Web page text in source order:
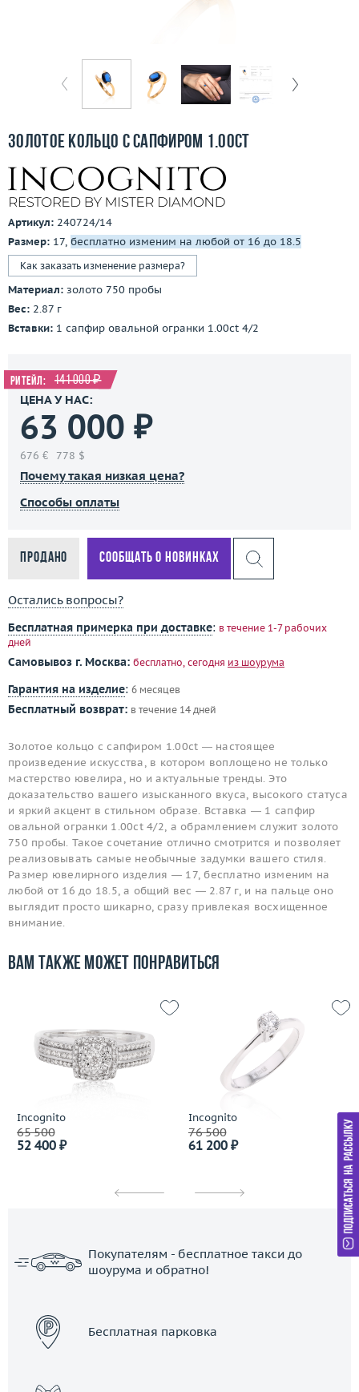
Покупка и оплата
Контакты
3D-тур по шоуруму
Заказать звонок
Золотое кольцо с сапфиром 1.00ct
Артикул: 240724/14
Размер: 17, бесплатно изменим на любой от 16 до 18.5
Как заказать изменение размера?
Материал: золото 750 пробы
Вес: 2.87 г
Вставки: 1 сапфир овальной огранки 1.00ct 4/2
Ритейл: 141 000 ₽
ЦЕНА У НАС:
63 000 ₽
676 € 778 $
Почему такая низкая цена?
Способы оплаты
Продано Сообщать о новинках
Остались вопросы?
Бесплатная примерка при доставке: в течение 1-7 рабочих
дней
Самовывоз г. Москва: бесплатно, сегодня из шоурума
Гарантия на изделие: 6 месяцев
Бесплатный возврат: в течение 14 дней
Золотое кольцо с сапфиром 1.00ct — настоящее
произведение искусства, в котором воплощено не только
мастерство ювелира, но и актуальные тренды. Это
доказательство вашего изысканного вкуса, высокого статуса
и яркий акцент в стильном образе. Вставка — 1 сапфир
овальной огранки 1.00ct 4/2, а обрамлением служит золото
750 пробы. Такое сочетание отлично смотрится и позволяет
реализовывать самые необычные задумки вашего стиля.
Размер ювелирного изделия — 17, бесплатно изменим на
любой от 16 до 18.5, а общий вес — 2.87 г, и на пальце оно
выглядит просто шикарно, сразу привлекая восхищенное
внимание.
Вам также может понравиться
Incognito
65 500
52 400 ₽
Incognito
76 500
61 200 ₽
Покупателям - бесплатное такси до
шоурума и обратно!
Бесплатная парковка